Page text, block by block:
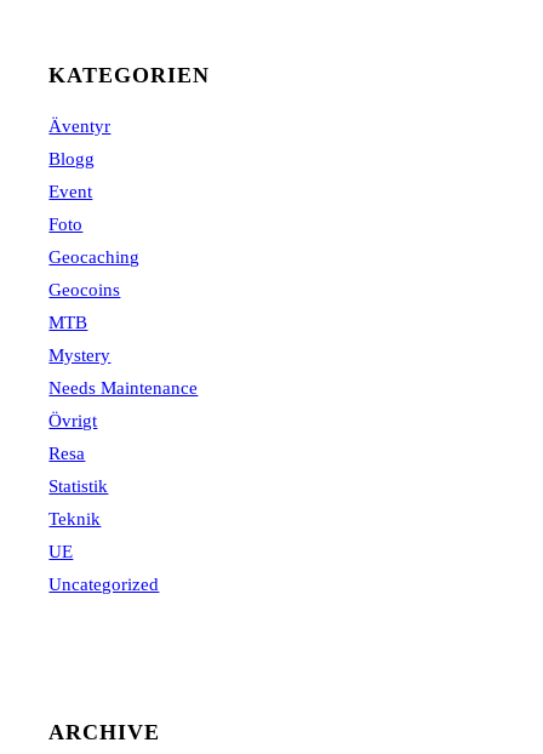
KATEGORIEN
Äventyr
Blogg
Event
Foto
Geocaching
Geocoins
MTB
Mystery
Needs Maintenance
Övrigt
Resa
Statistik
Teknik
UE
Uncategorized
ARCHIVE